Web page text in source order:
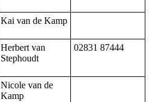
Kai van de Kamp
Herbert van
Stephoudt
02831 87444
Nicole van de
Kamp